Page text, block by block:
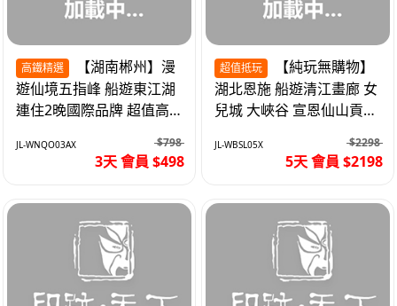
高鐵精選
遊仙境五指峰 船遊東江湖
連住2晚國際品牌 超值高
JL-WNQO03AX $798
3天 會員 $498
超值抵玩
湖北恩施 船遊清江畫廊 女
兒城 大峽谷 宣恩仙山貢水
JL-WBSL05X $2298
5天 會員 $2198